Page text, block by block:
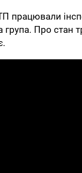
працювали
група. Про стан